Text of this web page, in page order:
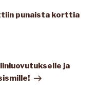
punaista korttia
ja